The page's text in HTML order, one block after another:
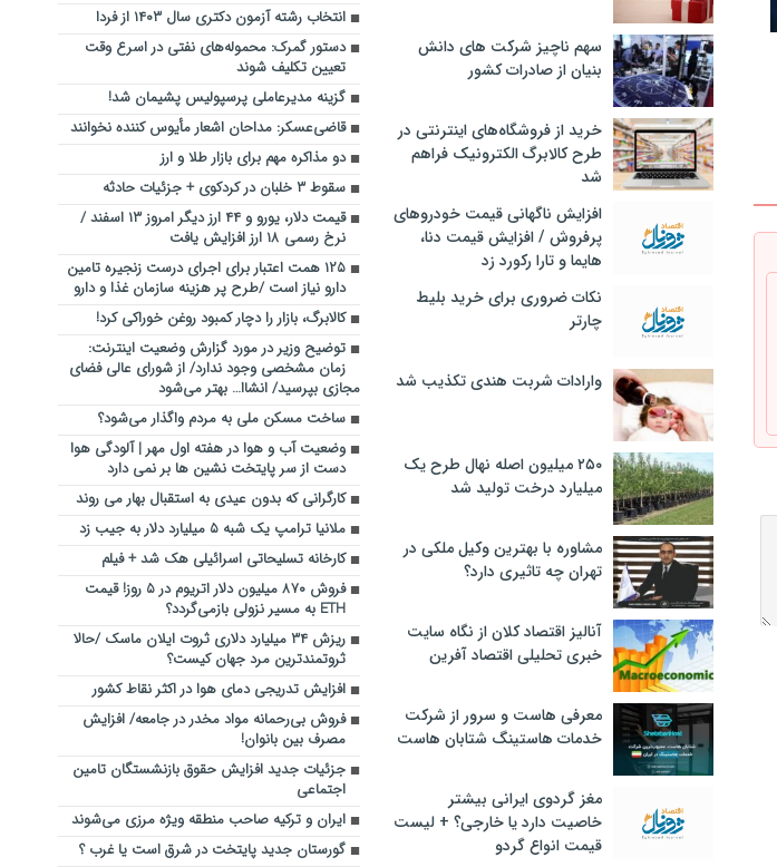
سهم ناچیز شرکت های دانش
بنیان از صادرات کشور
خرید از فروشگاه‌های اینترنتی در
طرح کالابرگ الکترونیک فراهم
شد
افزایش ناگهانی قیمت خودروهای
پرفروش / افزایش قیمت دنا،
هایما و تارا رکورد زد
نکات ضروری برای خرید بلیط
چارتر
وارادات شربت هندی تکذیب شد
۲۵۰ میلیون اصله نهال طرح یک
میلیارد درخت تولید شد
مشاوره با بهترین وکیل ملکی در
تهران چه تاثیری دارد؟
آنالیز اقتصاد کلان از نگاه سایت
خبری تحلیلی اقتصاد آفرین
معرفی هاست و سرور از شرکت
خدمات هاستینگ شتابان هاست
مغز گردوی ایرانی بیشتر
خاصیت دارد یا خارجی؟ + لیست
قیمت انواع گردو
انتخاب رشته‌ آزمون دکتری سال ۱۴۰۳ از فردا
دستور گمرک: محموله‌های نفتی در اسرع وقت
تعیین تکلیف شوند
گزینه مدیرعاملی پرسپولیس پشیمان شد!
قاضی‌عسکر: مداحان اشعار مأیوس کننده نخوانند
دو مذاکره مهم برای بازار طلا و ارز
سقوط ۳ خلبان در کردکوی + جزئیات حادثه
قیمت دلار، یورو و ۴۴ ارز دیگر امروز ۱۳ اسفند /
نرخ رسمی ۱۸ ارز افزایش یافت
۱۲۵ همت اعتبار برای اجرای درست زنجیره تامین
دارو نیاز است /طرح پر هزینه سازمان غذا و دارو
کالابرگ، بازار را دچار کمبود روغن خوراکی کرد!
توضیح وزیر در مورد گزارش وضعیت اینترنت:
زمان مشخصی وجود ندارد/ از شورای عالی فضای
مجازی بپرسید/ انشاا… بهتر می‌شود
ساخت مسکن ملی به مردم واگذار می‌شود؟
وضعیت آب و هوا در هفته اول مهر | آلودگی هوا
دست از سر پایتخت نشین ها بر نمی دارد
کارگرانی که بدون عیدی به استقبال بهار می روند
ملانیا ترامپ یک شبه ۵ میلیارد دلار به جیب زد
کارخانه تسلیحاتی اسرائیلی هک شد + فیلم
فروش ۸۷۰ میلیون دلار اتریوم در ۵ روز! قیمت
ETH به مسیر نزولی بازمی‌گردد؟
ریزش ۳۴ میلیارد دلاری ثروت ایلان ماسک /حالا
ثروتمندترین مرد جهان کیست؟
افزایش تدریجی دمای هوا در اکثر نقاط کشور
‌فروش بی‌رحمانه مواد مخدر در جامعه/ افزایش
مصرف بین بانوان!
جزئیات جدید افزایش حقوق بازنشستگان تامین
اجتماعی
ایران و ترکیه صاحب منطقه ویژه مرزی می‌شوند
گورستان جدید پایتخت در شرق است یا غرب ؟